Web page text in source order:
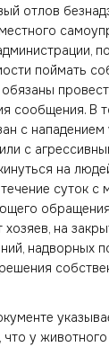
отлов
поймать
сообщения. В
с нападением
с
на
суток с
на
надворных
у